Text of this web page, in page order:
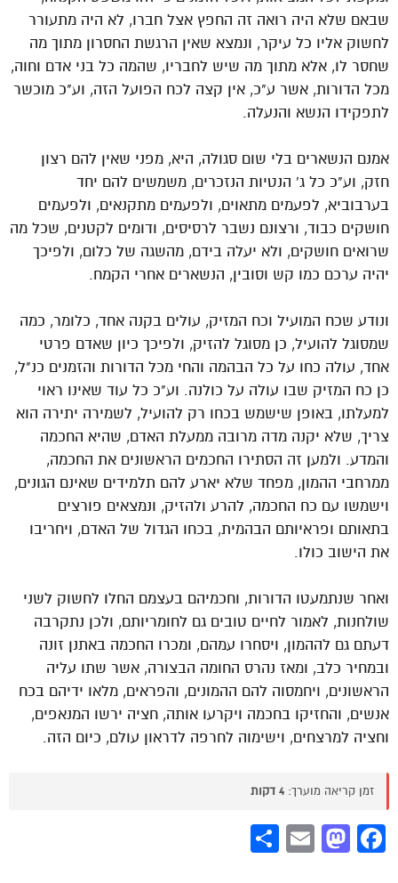
שבאם שלא היה רואה זה החפץ אצל חברו, לא היה מתעורר
לחשוק אליו כל עיקר, ונמצא שאין הרגשת החסרון מתוך מה
שחסר לו, אלא מתוך מה שיש לחבריו, שהמה כל בני אדם וחוה,
מכל הדורות, אשר ע"כ, אין קצה לכח הפועל הזה, וע"כ מוכשר
לתפקידו הנשא והנעלה.
אמנם הנשארים בלי שום סגולה, היא, מפני שאין להם רצון
חזק, וע"כ כל ג' הנטיות הנזכרים, משמשים להם יחד
בערבוביא, לפעמים מתאוים, ולפעמים מתקנאים, ולפעמים
חושקים כבוד, ורצונם נשבר לרסיסים, ודומים לקטנים, שכל מה
שרואים חושקים, ולא יעלה בידם, מהשגה של כלום, ולפיכך
יהיה ערכם כמו קש וסובין, הנשארים אחרי הקמח.
ונודע שכח המועיל וכח המזיק, עולים בקנה אחד, כלומר, כמה
שמסוגל להועיל, כן מסוגל להזיק, ולפיכך כיון שאדם פרטי
אחד, עולה כחו על כל הבהמה והחי מכל הדורות והזמנים כנ"ל,
כן כח המזיק שבו עולה על כולנה. וע"כ כל עוד שאינו ראוי
למעלתו, באופן שישמש בכחו רק להועיל, לשמירה יתירה הוא
צריך, שלא יקנה מדה מרובה ממעלת האדם, שהיא החכמה
והמדע. ולמען זה הסתירו החכמים הראשונים את החכמה,
ממרחבי ההמון, מפחד שלא יארע להם תלמידים שאינם הגונים,
וישמשו עם כח החכמה, להרע ולהזיק, ונמצאים פורצים
בתאותם ופראיותם הבהמית, בכחו הגדול של האדם, ויחריבו
את הישוב כולו.
ואחר שנתמעטו הדורות, וחכמיהם בעצמם החלו לחשוק לשני
שולחנות, לאמור לחיים טובים גם לחומריותם, ולכן נתקרבה
דעתם גם לההמון, ויסחרו עמהם, ומכרו החכמה באתנן זונה
ובמחיר כלב, ומאז נהרס החומה הבצורה, אשר שתו עליה
הראשונים, ויחמסוה להם ההמונים, והפראים, מלאו ידיהם בכח
אנשים, והחזיקו בחכמה ויקרעו אותה, חציה ירשו המנאפים,
וחציה למרצחים, וישימוה לחרפה לדראון עולם, כיום הזה.
זמן קריאה מוערך: 4 דקות
Facebook
Mastodon
Email